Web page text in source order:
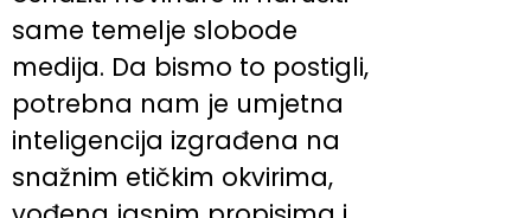
same temelje slobode
medija. Da bismo to postigli,
potrebna nam je umjetna
inteligencija izgrađena na
snažnim etičkim okvirima,